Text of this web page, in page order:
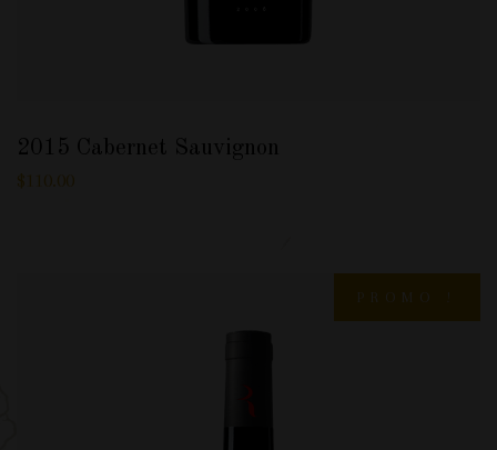
2015 Cabernet Sauvignon
$ 110.00
PROMO !